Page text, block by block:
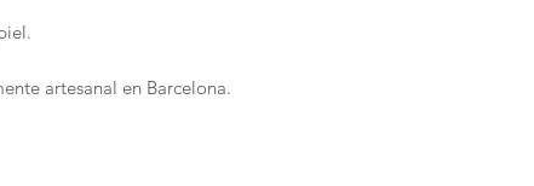
artesanal en Barcelona.